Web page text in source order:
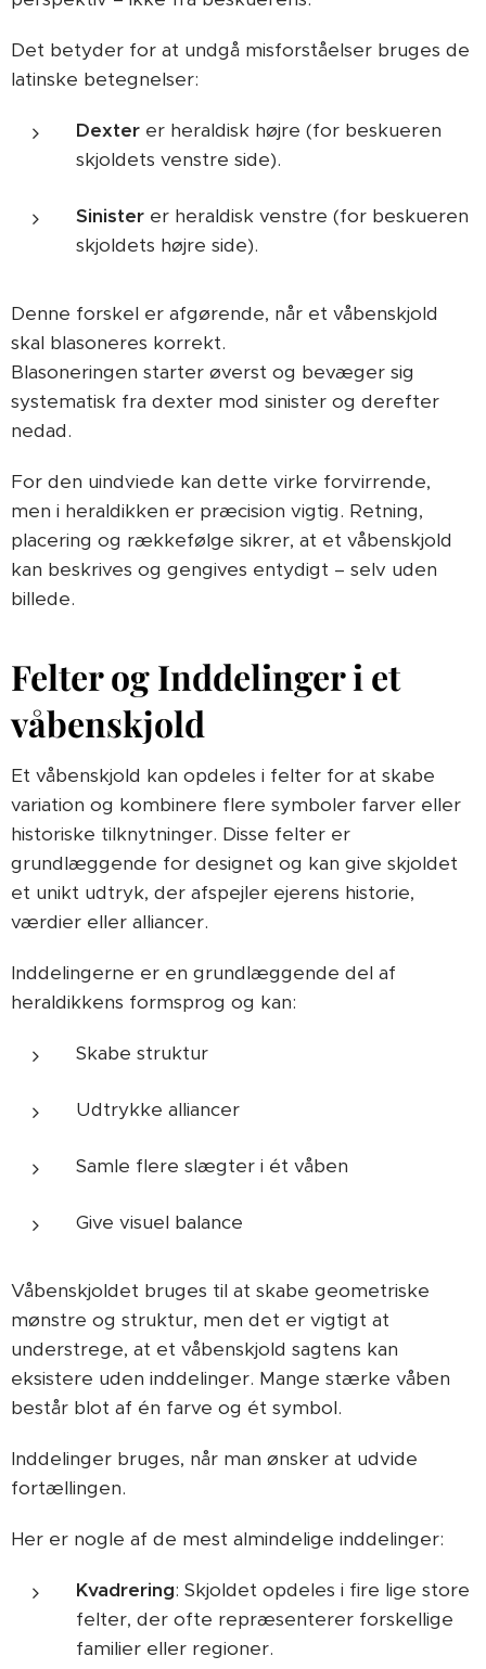
Det betyder for at undgå misforståelser bruges de
latinske betegnelser:
Dexter er heraldisk højre (for beskueren
skjoldets venstre side).
Sinister er heraldisk venstre (for beskueren
skjoldets højre side).
Denne forskel er afgørende, når et våbenskjold
skal blasoneres korrekt.
Blasoneringen starter øverst og bevæger sig
systematisk fra dexter mod sinister og derefter
nedad.
For den uindviede kan dette virke forvirrende,
men i heraldikken er præcision vigtig. Retning,
placering og rækkefølge sikrer, at et våbenskjold
kan beskrives og gengives entydigt – selv uden
billede.
Felter og Inddelinger i et
våbenskjold
Et våbenskjold kan opdeles i felter for at skabe
variation og kombinere flere symboler farver eller
historiske tilknytninger. Disse felter er
grundlæggende for designet og kan give skjoldet
et unikt udtryk, der afspejler ejerens historie,
værdier eller alliancer.
Inddelingerne er en grundlæggende del af
heraldikkens formsprog og kan:
Skabe struktur
Udtrykke alliancer
Samle flere slægter i ét våben
Give visuel balance
Våbenskjoldet bruges til at skabe geometriske
mønstre og struktur, men det er vigtigt at
understrege, at et våbenskjold sagtens kan
eksistere uden inddelinger. Mange stærke våben
består blot af én farve og ét symbol.
Inddelinger bruges, når man ønsker at udvide
fortællingen.
Her er nogle af de mest almindelige inddelinger:
Kvadrering: Skjoldet opdeles i fire lige store
felter, der ofte repræsenterer forskellige
familier eller regioner.